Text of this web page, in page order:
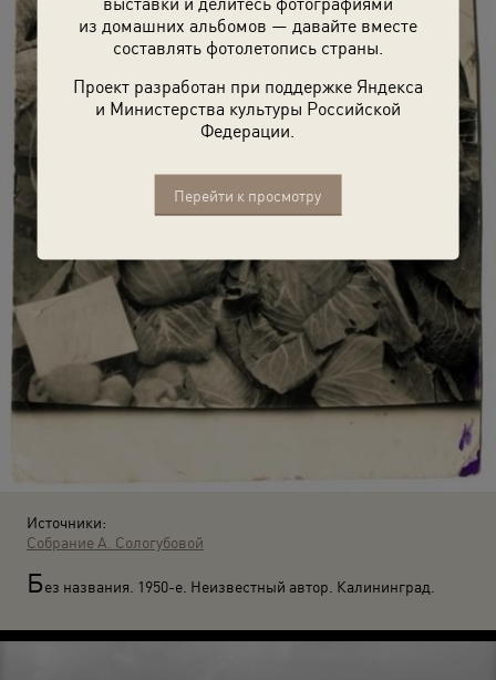
из домашних альбомов — давайте вместе
составлять фотолетопись страны.
Проект разработан при поддержке Яндекса
и Министерства культуры Российской
Федерации.
Перейти к просмотру
Источники:
Собрание А. Сологубовой
Без названия. 1950-е. Неизвестный автор. Калининград.